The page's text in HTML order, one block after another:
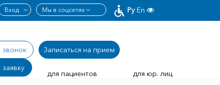
Ру En
звонок Записаться на прием
для пациентов для юр. лиц